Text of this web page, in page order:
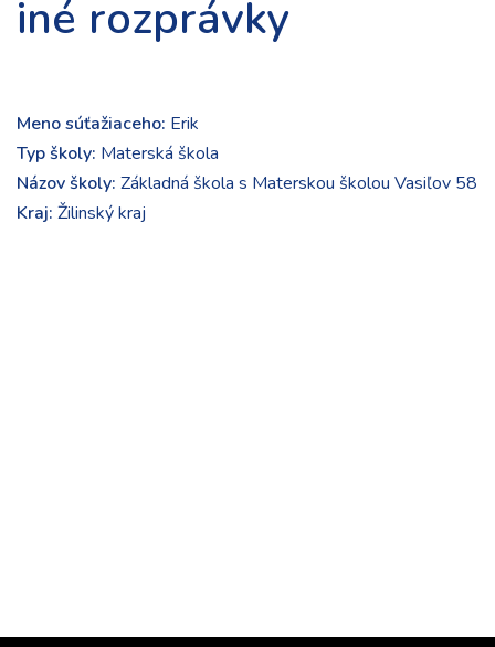
iné rozprávky
Meno súťažiaceho: Erik
Typ školy: Materská škola
Názov školy: Základná škola s Materskou školou Vasiľov 58
Kraj: Žilinský kraj